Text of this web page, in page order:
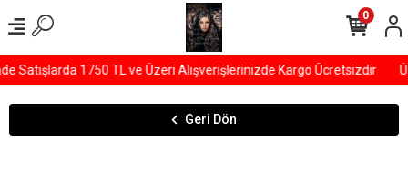
1750 TL ve Üzeri Alışverişlerinizde Kargo Ücretsizdir
0
Geri Dön